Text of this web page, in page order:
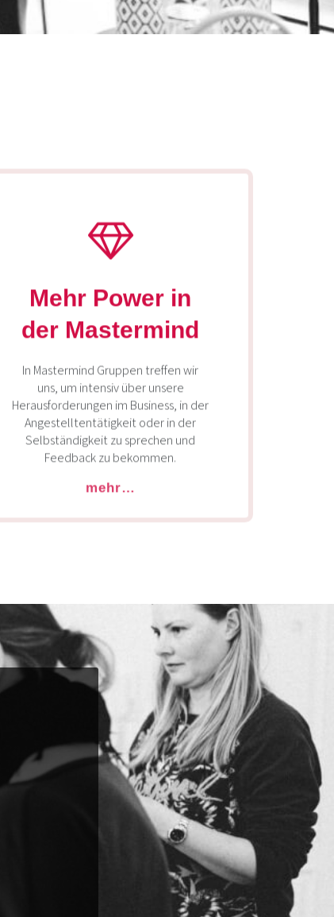
Mehr Power in
der Mastermind
In Mastermind Gruppen treffen wir
uns, um intensiv über unsere
Herausforderungen im Business, in der
Angestelltentätigkeit oder in der
Selbständigkeit zu sprechen und
Feedback zu bekommen.
mehr…